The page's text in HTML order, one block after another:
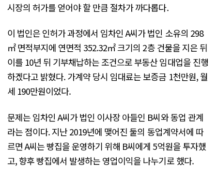
시장의 허가를 얻어야 할 만큼 절차가 까다롭다.
이 법인은 인허가 과정에서 임차인 A씨가 법인 소유의 298
㎡ 면적부지에 연면적 352.32㎡ 크기의 2층 건물을 지은 뒤
이를 10년 뒤 기부채납하는 조건으로 부동산 임대업을 진행
하겠다고 밝혔다. 가계약 당시 임대료는 보증금 1천만원, 월
세 190만원이었다.
문제는 임차인 A씨가 법인 이사장 아들인 B씨와 동업 관계
라는 점이다. 지난 2019년에 맺어진 둘의 동업계약서에 따
르면 A씨는 빵집을 운영하기 위해 B씨에게 5억원을 투자했
고, 향후 빵집에서 발생하는 영업이익을 나누기로 했다.